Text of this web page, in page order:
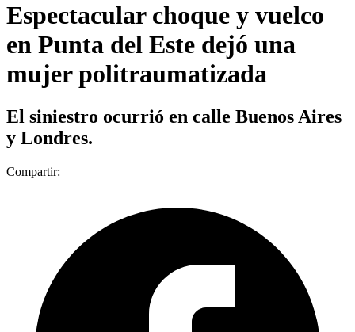
Espectacular choque y vuelco
en Punta del Este dejó una
mujer politraumatizada
El siniestro ocurrió en calle Buenos Aires
y Londres.
Compartir: